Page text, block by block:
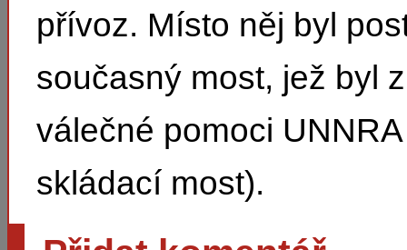
přívoz. Místo něj byl
současný most, jež byl
válečné pomoci
skládací most).